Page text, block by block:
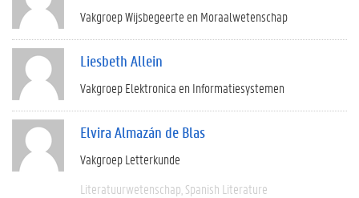
Vakgroep Wijsbegeerte en Moraalwetenschap
Liesbeth Allein
Vakgroep Elektronica en Informatiesystemen
Elvira Almazán de Blas
Vakgroep Letterkunde
Literatuurwetenschap Spanish Literature